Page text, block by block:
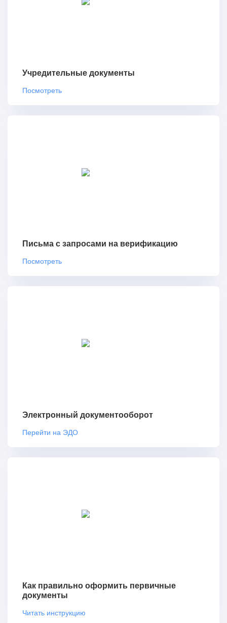
Учредительные документы
Посмотреть
Письма с запросами на верификацию
Посмотреть
Электронный документооборот
Перейти на ЭДО
Как правильно оформить первичные
документы
Читать инструкцию